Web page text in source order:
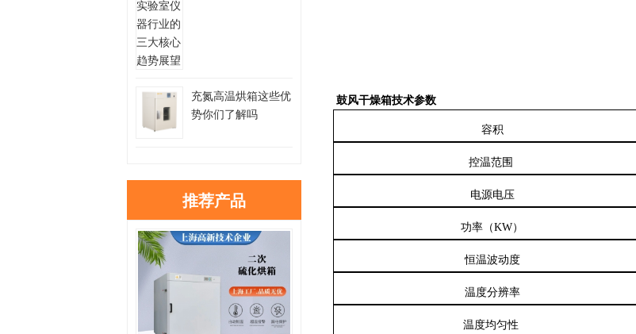
鼓风干燥箱技术参数
容积
控温范围
电源电压
功率（KW）
恒温波动度
温度分辨率
温度均匀性
充氮高温烘箱这些优
势你们了解吗
推荐产品